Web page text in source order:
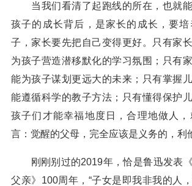
当我们看清了起跑线的所在，也就能
孩子的成长背后，是家长的成长，要
子，家长要先把自己变得更好。只有家
为孩子营造潜移默化的学习氛围；只有
能为孩子谋划更远大的未来；只有掌握
能遵循科学的教子方法；只有懂得保护
孩子们才能幸福地度日，合理地做人
言：觉醒的父母，完全应该是义务的，利
刚刚别过的2019年，恰是鲁迅发表《
父亲》100周年，“子女是即我非我的人